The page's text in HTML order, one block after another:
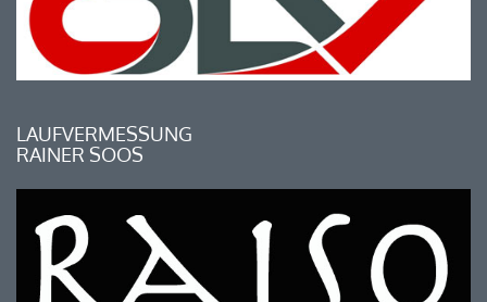
LAUFVERMESSUNG
RAINER SOOS